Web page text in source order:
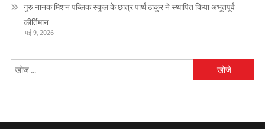
गुरु नानक मिशन पब्लिक स्कूल के छात्र पार्थ ठाकुर ने स्थापित किया अभूतपूर्व
कीर्तिमान
मई 9, 2026
को